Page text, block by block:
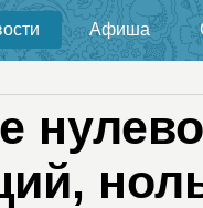
Афиша